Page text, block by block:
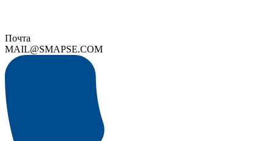
Почта
MAIL@SMAPSE.COM